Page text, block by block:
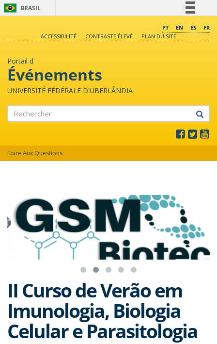
BRASIL
Comunica BR
PT EN ES
FR
ACCESSIBILITÉ
CONTRASTE ÉLEVÉ PLAN DU SITE
Portail d'
Événements
UNIVERSITÉ FÉDÉRALE D'UBERLÂNDIA
Foire Aux Questions
II Curso de Verão em
Imunologia, Biologia
Celular e Parasitologia